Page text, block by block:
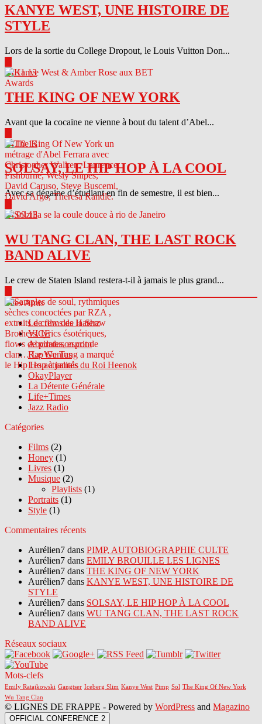
KANYE WEST, UNE HISTOIRE DE
STYLE
Lors de la sortie du College Dropout, le Louis Vuitton Don...
04.11.13
THE KING OF NEW YORK
Avant que la cocaïne ne vienne à bout du talent d’Abel...
04.10.13
SOLSAY, LE HIP HOP À LA COOL
Avec sa dégaine d’étudiant en fin de semestre, il est bien...
04.09.13
WU TANG CLAN, THE LAST ROCK
BAND ALIVE
Le crew de Staten Island restera-t-il à jamais le plus grand...
Sites Amis
Le crew des Haterz
VICE
Abcdrduson.com
Rap Genius
Les actualités du Roi Heenok
OkayPlayer
La Détente Générale
Life+Times
Jazz Radio
Catégories
Films (2)
Honey (1)
Livres (1)
Musique (2)
Playlists (1)
Portraits (1)
Style (1)
Commentaires récents
Aurélien7 dans PIMP, AUTOBIOGRAPHIE CULTE
Aurélien7 dans EMILY BROUILLE LES LIGNES
Aurélien7 dans THE KING OF NEW YORK
Aurélien7 dans KANYE WEST, UNE HISTOIRE DE
STYLE
Aurélien7 dans SOLSAY, LE HIP HOP À LA COOL
Aurélien7 dans WU TANG CLAN, THE LAST ROCK
BAND ALIVE
Réseaux sociaux
Mots-clefs
Emily Ratajkowski Gangtser Iceberg Slim Kanye West Pimp Sol The King Of New York
Wu Tang Clan
© LIGNES DE FRAPPE - Powered by WordPress and Magazino
OFFICIAL CONFERENCE 2